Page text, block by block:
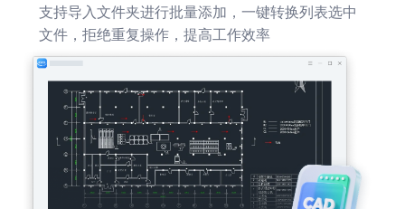
支持导入文件夹进行批量添加，一键转换列表选中
文件，拒绝重复操作，提高工作效率